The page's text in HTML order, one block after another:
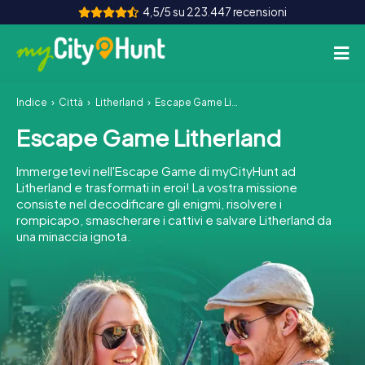
4,5/5 su 223.447 recensioni
Come funziona
Città
Tour
Team Building
INT AT CH
DE
ES
FR UK
IE
IT
NL
Indice Città Litherland Escape Game Litherland
Escape Game Litherland
Immergetevi nell'Escape Game di myCityHunt ad
Litherland e trasformati in eroi! La vostra missione
consiste nel decodificare gli enigmi, risolvere i
rompicapo, smascherare i cattivi e salvare Litherland da
una minaccia ignota.